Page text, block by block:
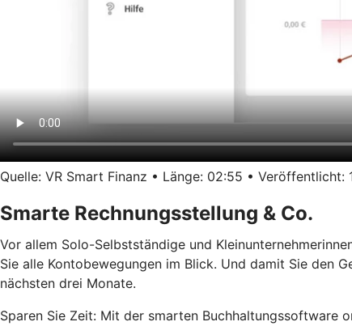
Quelle: VR Smart Finanz • Länge: 02:55 • Veröffentlicht:
Smarte Rechnungsstellung & Co.
Vor allem Solo-Selbstständige und
Sie alle Kontobewegungen im Blick. Und damit Sie den
nächsten drei Monate.
Sparen Sie Zeit: Mit der smarten Buchhaltungssoftware